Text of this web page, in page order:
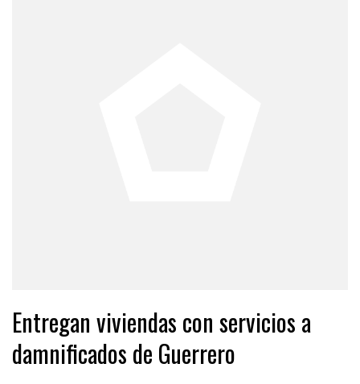
Entregan viviendas con servicios a
damnificados de Guerrero